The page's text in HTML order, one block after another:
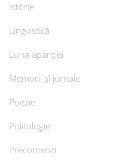
Istorie
Lingvistică
Luna apariției
Memorii și jurnale
Poezie
Politologie
Precomenzi